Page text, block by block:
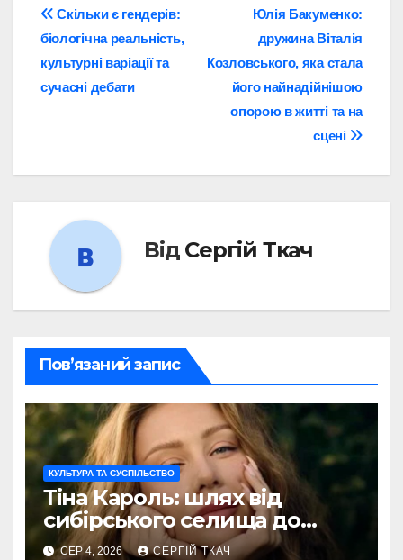
Навігація
записів
Юлія Бакуменко:
дружина Віталія
Козловського, яка стала
його найнадійнішою
опорою в житті та на
сцені
Скільки є гендерів:
біологічна реальність,
культурні варіації та
сучасні дебати
Від Сергій Ткач
Пов’язаний запис
КУЛЬТУРА ТА СУСПІЛЬСТВО
Тіна Кароль: шлях від
сибірського селища до
голосу України
СЕР 4, 2026 СЕРГІЙ ТКАЧ